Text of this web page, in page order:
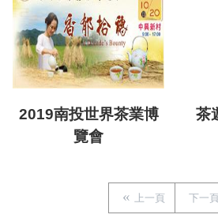
2019南投世界茶業博
覽會
茶
上一頁 下一